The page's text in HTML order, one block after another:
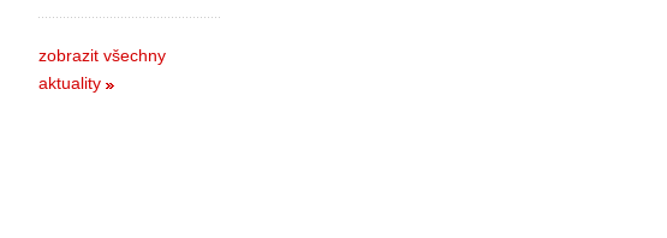
zobrazit všechny
aktuality